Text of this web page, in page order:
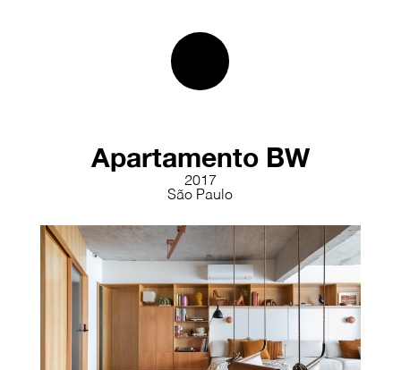
Apartamento BW
2017
São Paulo